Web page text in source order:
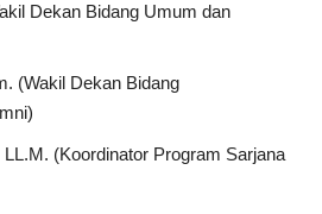
Dekan Bidang Umum dan
(Wakil Dekan Bidang
(Koordinator Program Sarjana